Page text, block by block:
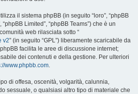
il sistema phpBB (in seguito “loro”, “phpBB
“phpBB Limited”, “phpBB Teams”) che è un
web rilasciata sotto “
v2” (in seguito “GPL”) liberamente scaricabile da
facilita le aree di discussione internet;
dei contenuti e della gestione. Per ulteriori
www.phpbb.com.
di offesa, oscenità, volgarità, calunnia,
sessuale, o qualsiasi altro tipo di materiale che